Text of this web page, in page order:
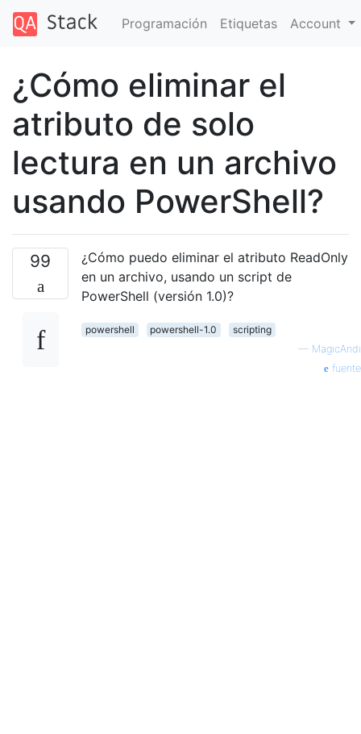
Programación Etiquetas Account
¿Cómo eliminar el
atributo de solo
lectura en un archivo
usando PowerShell?
99
¿Cómo puedo eliminar el atributo ReadOnly
en un archivo, usando un script de
PowerShell (versión 1.0)?
powershell powershell-1.0
scripting
— MagicAndi
fuente